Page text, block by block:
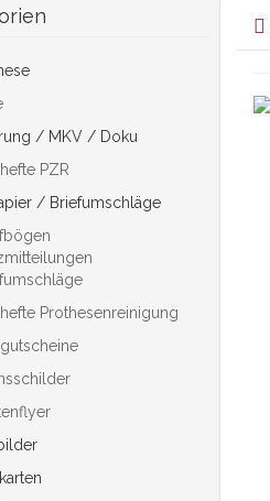
/ MKV / Doku
PZR
/ Briefumschläge
Prothesenreinigung